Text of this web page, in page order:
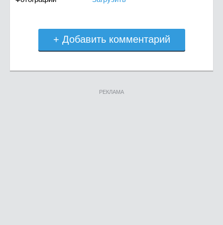
+ Добавить комментарий
РЕКЛАМА